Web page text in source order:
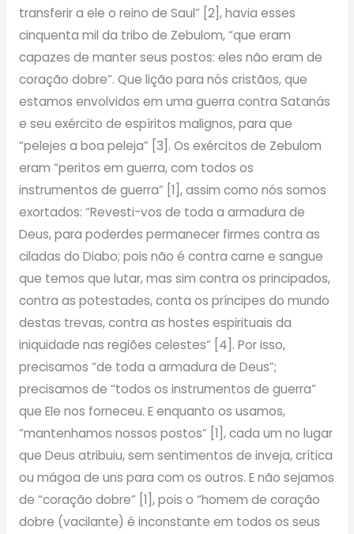
transferir a ele o reino de Saul” [2], havia esses
cinquenta mil da tribo de Zebulom, “que eram
capazes de manter seus postos: eles não eram de
coração dobre”. Que lição para nós cristãos, que
estamos envolvidos em uma guerra contra Satanás
e seu exército de espíritos malignos, para que
“pelejes a boa peleja” [3]. Os exércitos de Zebulom
eram “peritos em guerra, com todos os
instrumentos de guerra” [1], assim como nós somos
exortados: “Revesti-vos de toda a armadura de
Deus, para poderdes permanecer firmes contra as
ciladas do Diabo; pois não é contra carne e sangue
que temos que lutar, mas sim contra os principados,
contra as potestades, conta os príncipes do mundo
destas trevas, contra as hostes espirituais da
iniquidade nas regiões celestes” [4]. Por isso,
precisamos “de toda a armadura de Deus”;
precisamos de “todos os instrumentos de guerra”
que Ele nos forneceu. E enquanto os usamos,
“mantenhamos nossos postos” [1], cada um no lugar
que Deus atribuiu, sem sentimentos de inveja, crítica
ou mágoa de uns para com os outros. E não sejamos
de “coração dobre” [1], pois o “homem de coração
dobre (vacilante) é inconstante em todos os seus